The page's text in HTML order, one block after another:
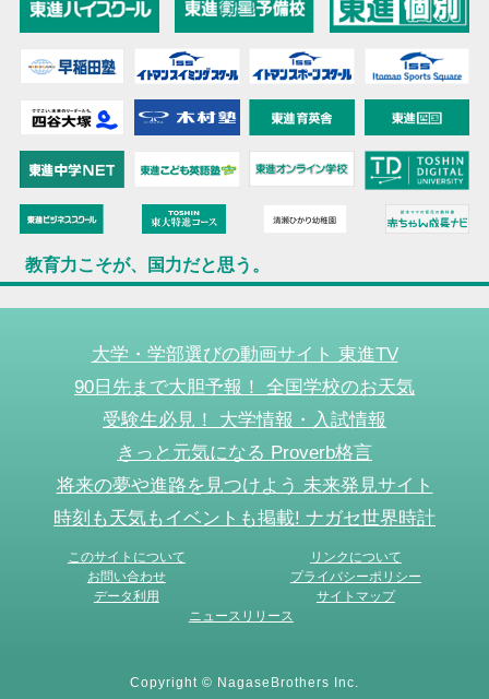
教育力こそが、国力だと思う。
大学・学部選びの動画サイト 東進TV
90日先まで大胆予報！ 全国学校のお天気
受験生必見！ 大学情報・入試情報
きっと元気になる Proverb格言
将来の夢や進路を見つけよう 未来発見サイト
時刻も天気もイベントも掲載! ナガセ世界時計
このサイトについて
リンクについて
お問い合わせ
プライバシーポリシー
データ利用
サイトマップ
ニュースリリース
Copyright © NagaseBrothers Inc.